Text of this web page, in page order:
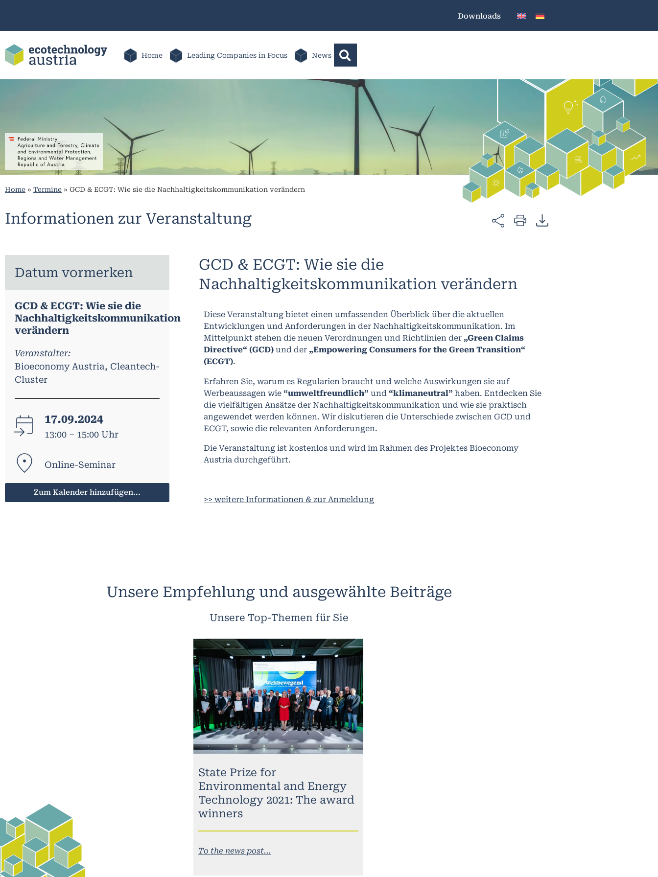
Downloads
Home Leading Companies in Focus News
Home » Termine » GCD & ECGT: Wie sie die Nachhaltigkeitskommunikation verändern
Informationen zur Veranstaltung
Datum vormerken
GCD & ECGT: Wie sie die
Nachhaltigkeitskommunikation
verändern
Veranstalter:
Bioeconomy Austria, Cleantech-
Cluster
17.09.2024
13:00 – 15:00 Uhr
Online-Seminar
Zum Kalender hinzufügen...
GCD & ECGT: Wie sie die
Nachhaltigkeitskommunikation verändern
Diese Veranstaltung bietet einen umfassenden Überblick über die aktuellen
Entwicklungen und Anforderungen in der Nachhaltigkeitskommunikation. Im
Mittelpunkt stehen die neuen Verordnungen und Richtlinien der „Green Claims
Directive“ (GCD) und der „Empowering Consumers for the Green Transition“
(ECGT).
Erfahren Sie, warum es Regularien braucht und welche Auswirkungen sie auf
Werbeaussagen wie “umweltfreundlich” und “klimaneutral” haben. Entdecken Sie
die vielfältigen Ansätze der Nachhaltigkeitskommunikation und wie sie praktisch
angewendet werden können. Wir diskutieren die Unterschiede zwischen GCD und
ECGT, sowie die relevanten Anforderungen.
Die Veranstaltung ist kostenlos und wird im Rahmen des Projektes Bioeconomy
Austria durchgeführt.
>> weitere Informationen & zur Anmeldung
Unsere Empfehlung und ausgewählte Beiträge
Unsere Top-Themen für Sie
State Prize for
Environmental and Energy
Technology 2021: The award
winners
To the news post...